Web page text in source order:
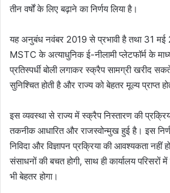
तीन वर्षों के लिए बढ़ाने का निर्णय लिया है।
यह अनुबंध नवंबर 2019 से प्रभावी है तथा 31 मई
MSTC के अत्याधुनिक ई-नीलामी प्लेटफॉर्म के
प्रतिस्पर्धी बोली लगाकर स्क्रैप सामग्री खरीद
सुनिश्चित होती है और राज्य को बेहतर मूल्य प्राप्त
इस व्यवस्था से राज्य में स्क्रैप निस्तारण की
तकनीक आधारित और राजस्वोन्मुख हुई है। इस
निविदा और विज्ञापन प्रक्रिया की आवश्यकता
संसाधनों की बचत होगी, साथ ही कार्यालय
भी बेहतर होगा।